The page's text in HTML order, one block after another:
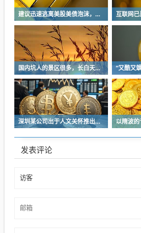
建议迅速逃离美股美债泡沫，AI正加速而非延缓其泡沫破裂
国内坑人的景区很多，长白天池只是其中被坑印象最深的那一个
深圳某公司出于人文关怀推出内部托管，结果无孩单身员工举报了，核心理由有两个
发表评论